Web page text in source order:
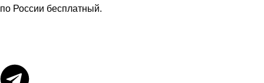
по России бесплатный.